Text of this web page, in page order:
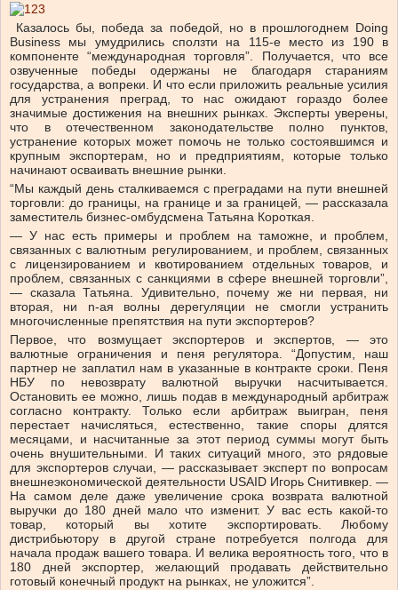
Казалось бы, победа за победой, но в прошлогоднем Doing
Business мы умудрились сползти на 115-е место из 190 в
компоненте “международная торговля”. Получается, что все
озвученные победы одержаны не благодаря стараниям
государства, а вопреки. И что если приложить реальные усилия
для устранения преград, то нас ожидают гораздо более
значимые достижения на внешних рынках. Эксперты уверены,
что в отечественном законодательстве полно пунктов,
устранение которых может помочь не только состоявшимся и
крупным экспортерам, но и предприятиям, которые только
начинают осваивать внешние рынки.
“Мы каждый день сталкиваемся с преградами на пути внешней
торговли: до границы, на границе и за границей, — рассказала
заместитель бизнес-омбудсмена Татьяна Короткая.
— У нас есть примеры и проблем на таможне, и проблем,
связанных с валютным регулированием, и проблем, связанных
с лицензированием и квотированием отдельных товаров, и
проблем, связанных с санкциями в сфере внешней торговли”,
— сказала Татьяна. Удивительно, почему же ни первая, ни
вторая, ни n-ая волны дерегуляции не смогли устранить
многочисленные препятствия на пути экспортеров?
Первое, что возмущает экспортеров и экспертов, — это
валютные ограничения и пеня регулятора. “Допустим, наш
партнер не заплатил нам в указанные в контракте сроки. Пеня
НБУ по невозврату валютной выручки насчитывается.
Остановить ее можно, лишь подав в международный арбитраж
согласно контракту. Только если арбитраж выигран, пеня
перестает начисляться, естественно, такие споры длятся
месяцами, и насчитанные за этот период суммы могут быть
очень внушительными. И таких ситуаций много, это рядовые
для экспортеров случаи, — рассказывает эксперт по вопросам
внешнеэкономической деятельности USAID Игорь Снитивкер. —
На самом деле даже увеличение срока возврата валютной
выручки до 180 дней мало что изменит. У вас есть какой-то
товар, который вы хотите экспортировать. Любому
дистрибьютору в другой стране потребуется полгода для
начала продаж вашего товара. И велика вероятность того, что в
180 дней экспортер, желающий продавать действительно
готовый конечный продукт на рынках, не уложится”.